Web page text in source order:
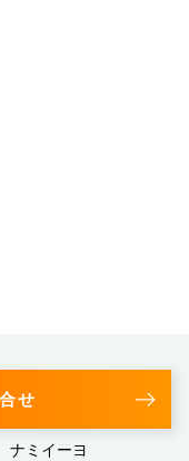
せ
ミイーヨ